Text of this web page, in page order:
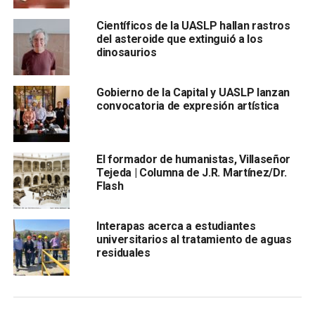
alrededor de 1200 personas.
Este Congreso contará con 11 conferencias en donde se
presentarán ponentes de
Laura Noriega, Cristian Vivanco, así como especialistas
de Argentina entre los que se encuentran Francisco Paz
entre otros.
El Congreso comprende la realización de talleres los
cuales tendrán turnos vespertinos que permitirán la
convivencia entre los participantes, así como el contacto
de estudiantes y personas afines a las áreas de diseño
industrial.
Científicos de la UASLP hallan rastros
del asteroide que extinguió a los
dinosaurios
Gobierno de la Capital y UASLP lanzan
convocatoria de expresión artística
El formador de humanistas, Villaseñor
Tejeda | Columna de J.R. Martínez/Dr.
Flash
Interapas acerca a estudiantes
universitarios al tratamiento de aguas
residuales